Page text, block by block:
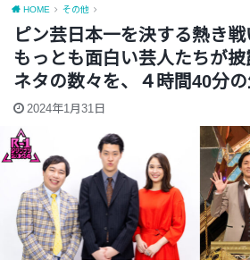
HOME その他
ピン芸日本一を決する熱き
もっとも面白い芸人たちが
ネタの数々を、４時間40分
2024年1月31日